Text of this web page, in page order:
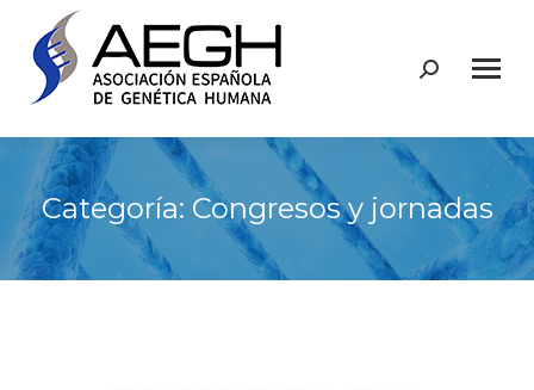
Buscar:
Categoría: Congresos y jornadas